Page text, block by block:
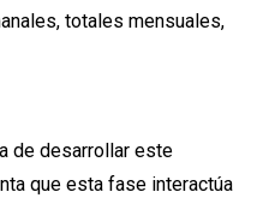
totales mensuales,
de desarrollar este
que esta fase interactúa